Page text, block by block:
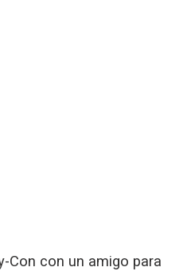
Con con un amigo para